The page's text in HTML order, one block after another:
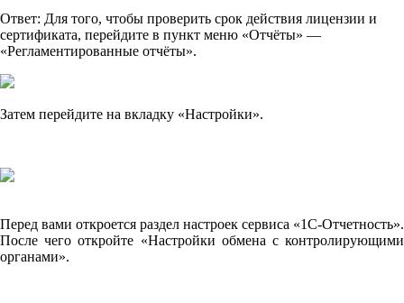
Ответ: Для того, чтобы проверить срок действия лицензии и
сертификата, перейдите в пункт меню «Отчёты» —
«Регламентированные отчёты».
Затем перейдите на вкладку «Настройки».
Перед вами откроется раздел настроек сервиса «1С-Отчетность».
После чего откройте «Настройки обмена с контролирующими
органами».